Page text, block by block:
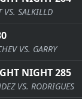
VS. SALKILLD
VS. GARRY
NIGHT 285
VS. RODRIGUES